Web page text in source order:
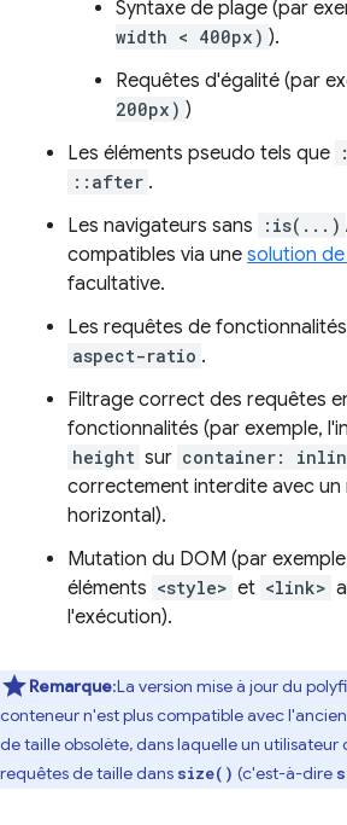
Syntaxe de plage (par
width < 400px) ).
Requêtes d'égalité (par
200px) )
Les éléments pseudo tels que
::after .
Les navigateurs sans
:is(...)
compatibles via une solution
facultative.
Les requêtes de fonctionnalités
aspect-ratio .
Filtrage correct des requêtes
fonctionnalités (par exemple,
height sur container:
correctement interdite avec
horizontal).
Mutation du DOM (par
éléments <style> et <link>
l'exécution).
Remarque:La version mise à jour du
conteneur n'est plus compatible avec
de taille obsolète, dans laquelle un utilisateur
requêtes de taille dans size() (c'est-à-dire